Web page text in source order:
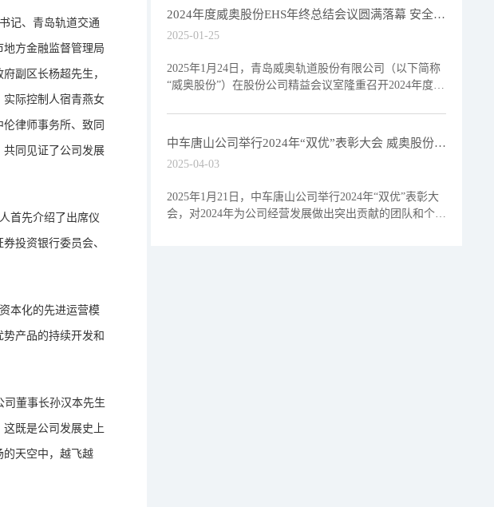
记、青岛轨道交通
方金融监督管理局
副区长杨超先生，
际控制人宿青燕女
律师事务所、致同
共同见证了公司发展
首先介绍了出席仪
投资银行委员会、
本化的先进运营模
产品的持续开发和
司董事长孙汉本先生
既是公司发展史上
的天空中，越飞越
2024年度威奥股份EHS年终总结会议圆满落幕 安全生
产先进集体与个人揭晓
2025-01-25
2025年1月24日，青岛威奥轨道股份有限公司（以下简称
“威奥股份”）在股份公司精益会议室隆重召开2024年度环
中车唐山公司举行2024年“双优”表彰大会 威奥股份获
得优秀合作供应商奖
2025-04-03
2025年1月21日，中车唐山公司举行2024年“双优”表彰大
会，对2024年为公司经营发展做出突出贡献的团队和个人